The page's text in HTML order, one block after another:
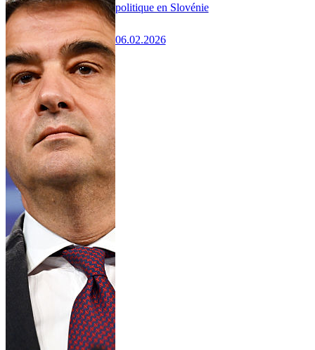
politique en Slovénie
06.02.2026